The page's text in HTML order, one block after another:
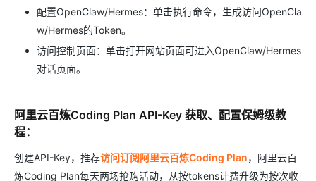
配置OpenClaw/Hermes：单击执行命令，生成访问OpenCla
w/Hermes的Token。
访问控制页面：单击打开网站页面可进入OpenClaw/Hermes
对话页面。
阿里云百炼Coding Plan API-Key 获取、配置保姆级教
程：
创建API-Key，推荐访问订阅阿里云百炼Coding Plan，阿里云百
炼Coding Plan每天两场抢购活动，从按tokens计费升级为按次收